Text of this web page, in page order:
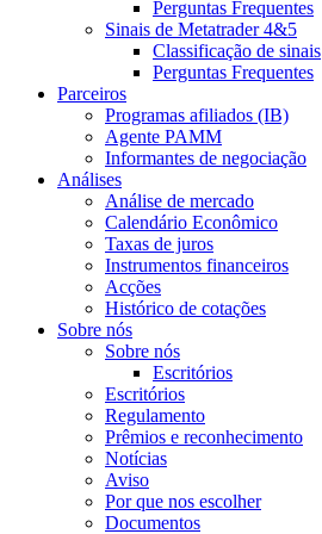
Perguntas Frequentes
Sinais de Metatrader 4&5
Classificação de sinais
Perguntas Frequentes
Parceiros
Programas afiliados (IB)
Agente PAMM
Informantes de negociação
Análises
Análise de mercado
Calendário Econômico
Taxas de juros
Instrumentos financeiros
Acções
Histórico de cotações
Sobre nós
Sobre nós
Escritórios
Escritórios
Regulamento
Prêmios e reconhecimento
Notícias
Aviso
Por que nos escolher
Documentos